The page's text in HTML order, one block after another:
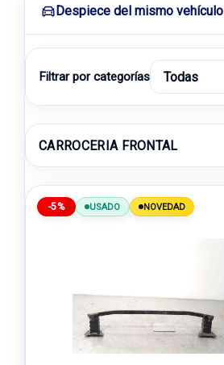
Despiece del mismo vehículo
Filtrar por categorías
CARROCERIA FRONTAL
-5% USADO NOVEDAD